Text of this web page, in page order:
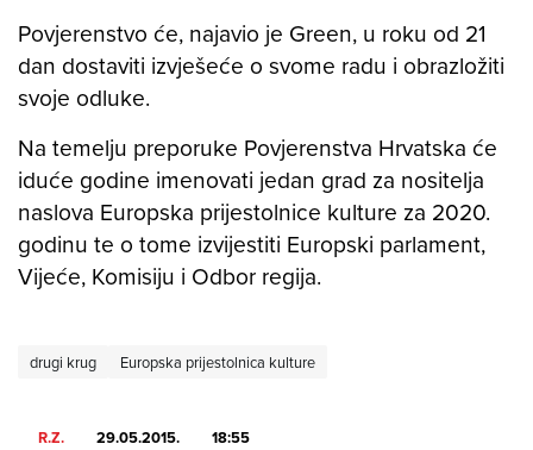
Povjerenstvo će, najavio je Green, u roku od 21
dan dostaviti izvješeće o svome radu i obrazložiti
svoje odluke.
Na temelju preporuke Povjerenstva Hrvatska će
iduće godine imenovati jedan grad za nositelja
naslova Europska prijestolnice kulture za 2020.
godinu te o tome izvijestiti Europski parlament,
Vijeće, Komisiju i Odbor regija.
drugi krug Europska prijestolnica kulture
R.Z. 29.05.2015. 18:55